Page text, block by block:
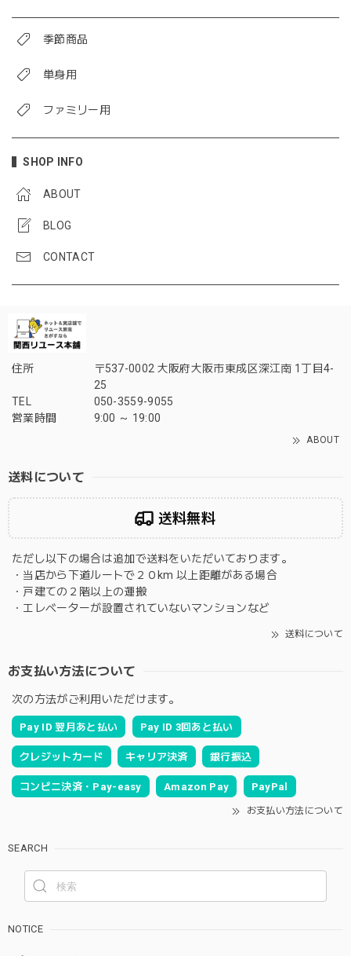
季節商品
単身用
ファミリー用
SHOP INFO
ABOUT
BLOG
CONTACT
住所
〒537-0002 大阪府大阪市東成区深江南 1丁目4-
25
TEL
050-3559-9055
営業時間
9:00 ～ 19:00
ABOUT
送料について
送料無料
ただし以下の場合は追加で送料をいただいております。
・当店から下道ルートで２０km 以上距離がある場合
・戸建ての２階以上の運搬
・エレベーターが設置されていないマンションなど
送料について
お支払い方法について
次の方法がご利用いただけます。
Pay ID 翌月あと払い Pay ID 3回あと払い
クレジットカード キャリア決済 銀行振込
コンビニ決済・Pay-easy Amazon Pay PayPal
お支払い方法について
SEARCH
NOTICE